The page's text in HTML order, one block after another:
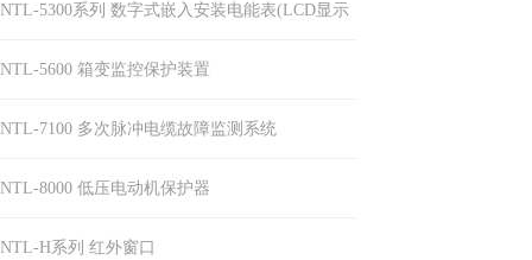
NTL-5300系列 数字式嵌入安装电能表(LCD显示
型)
NTL-5600 箱变监控保护装置
NTL-7100 多次脉冲电缆故障监测系统
NTL-8000 低压电动机保护器
NTL-H系列 红外窗口